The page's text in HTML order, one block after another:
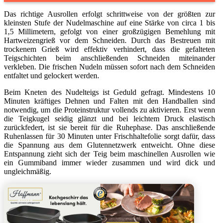
Das richtige Ausrollen erfolgt schrittweise von der größten zur
kleinsten Stufe der Nudelmaschine auf eine Stärke von circa 1 bis
1,5 Millimetern, gefolgt von einer großzügigen Bemehlung mit
Hartweizengrieß vor dem Schneiden. Durch das Bestreuen mit
trockenem Grieß wird effektiv verhindert, dass die gefalteten
Teigschichten beim anschließenden Schneiden miteinander
verkleben. Die frischen Nudeln müssen sofort nach dem Schneiden
entfaltet und gelockert werden.
Beim Kneten des Nudelteigs ist Geduld gefragt. Mindestens 10
Minuten kräftiges Dehnen und Falten mit den Handballen sind
notwendig, um die Proteinstruktur vollends zu aktivieren. Erst wenn
die Teigkugel seidig glänzt und bei leichtem Druck elastisch
zurückfedert, ist sie bereit für die Ruhephase. Das anschließende
Ruhenlassen für 30 Minuten unter Frischhaltefolie sorgt dafür, dass
die Spannung aus dem Glutennetzwerk entweicht. Ohne diese
Entspannung zieht sich der Teig beim maschinellen Ausrollen wie
ein Gummiband immer wieder zusammen und wird dick und
ungleichmäßig.